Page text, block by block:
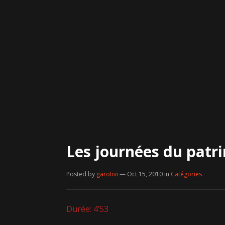
Les journées du
Posted by garotivi — Oct 15, 2010 in Catégories
Durée: 4’53